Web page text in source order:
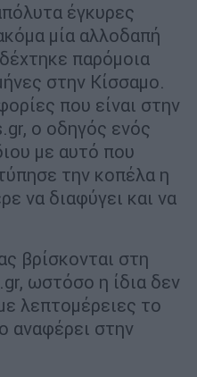
έγκυρες
μία αλλοδαπή
παρόμοια
στην Κίσσαμο.
που είναι στην
ο οδηγός ενός
με αυτό που
την κοπέλα η
να διαφύγει και να
βρίσκονται στη
ωστόσο η ίδια δεν
λεπτομέρειες το
αναφέρει στην